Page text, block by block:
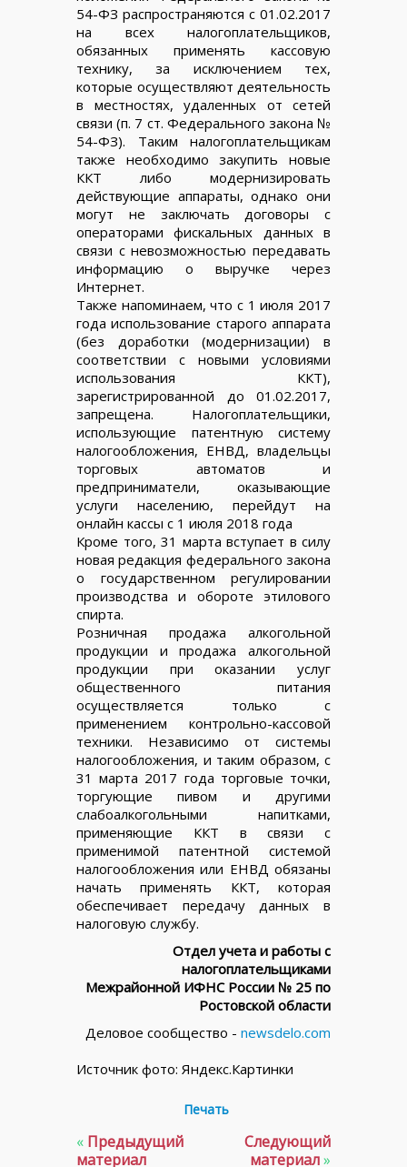
54-ФЗ распространяются с 01.02.2017
на всех налогоплательщиков,
обязанных применять кассовую
технику, за исключением тех,
которые осуществляют деятельность
в местностях, удаленных от сетей
связи (п. 7 ст. Федерального закона №
54-ФЗ). Таким налогоплательщикам
также необходимо закупить новые
ККТ либо модернизировать
действующие аппараты, однако они
могут не заключать договоры с
операторами фискальных данных в
связи с невозможностью передавать
информацию о выручке через
Интернет.
Также напоминаем, что с 1 июля 2017
года использование старого аппарата
(без доработки (модернизации) в
соответствии с новыми условиями
использования ККТ),
зарегистрированной до 01.02.2017,
запрещена. Налогоплательщики,
использующие патентную систему
налогообложения, ЕНВД, владельцы
торговых автоматов и
предприниматели, оказывающие
услуги населению, перейдут на
онлайн кассы с 1 июля 2018 года
Кроме того, 31 марта вступает в силу
новая редакция федерального закона
о государственном регулировании
производства и обороте этилового
спирта.
Розничная продажа алкогольной
продукции и продажа алкогольной
продукции при оказании услуг
общественного питания
осуществляется только с
применением контрольно-кассовой
техники. Независимо от системы
налогообложения, и таким образом, с
31 марта 2017 года торговые точки,
торгующие пивом и другими
слабоалкогольными напитками,
применяющие ККТ в связи с
применимой патентной системой
налогообложения или ЕНВД обязаны
начать применять ККТ, которая
обеспечивает передачу данных в
налоговую службу.
Отдел учета и работы с
налогоплательщиками
Межрайонной ИФНС России № 25 по
Ростовской области
Деловое сообщество - newsdelo.com
Источник фото: Яндекс.Картинки
Печать
« Предыдущий
материал
Следующий
материал»